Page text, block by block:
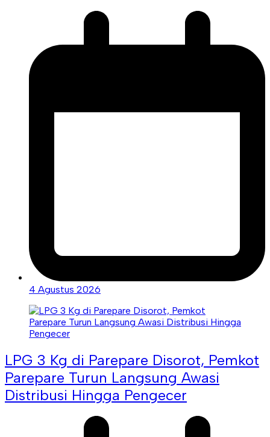
4 Agustus 2026
LPG 3 Kg di Parepare Disorot, Pemkot
Parepare Turun Langsung Awasi
Distribusi Hingga Pengecer